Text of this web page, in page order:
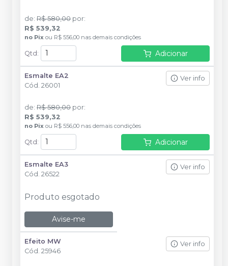
de: R$ 580,00 por:
R$ 539,32
no Pix ou R$ 556,00 nas demais condições
Qtd : Adicionar
Esmalte EA2
Cód. 26001
Ver info
de: R$ 580,00 por:
R$ 539,32
no Pix ou R$ 556,00 nas demais condições
Qtd : Adicionar
Esmalte EA3
Cód. 26522
Ver info
Produto esgotado
Avise-me
Efeito MW
Cód. 25946
Ver info